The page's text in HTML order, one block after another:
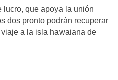
lucro, que apoya la unión
dos pronto podrán recuperar
a la isla hawaiana de